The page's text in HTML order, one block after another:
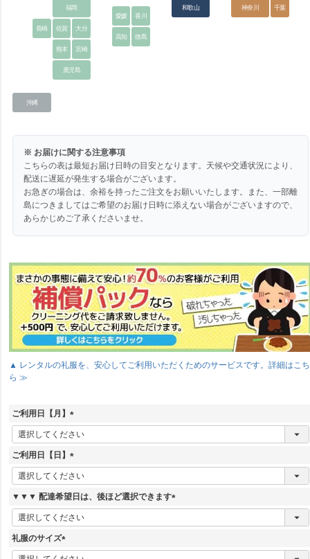
神奈川 千葉
和歌山
香川
愛媛
徳島
高知
福岡
佐賀 大分
熊本
長崎
宮崎
鹿児島
沖縄
※ お届けに関する注意事項
こちらの表は最短お届け日時の目安となります。天候や交通状況により、
配送に遅延が発生する場合がございます。
お急ぎの場合は、余裕を持ったご注文をお願いいたします。また、一部離
島につきましてはご希望のお届け日時に添えない場合がございますので、
あらかじめご了承くださいませ。
▲ レンタルの礼服を、安心してご利用いただくためのサービスです。詳細はこち
ら ≫
ご利用日【月】
(
必
須
)
ご利用日【日】
(
必
須
)
▼▼▼ 配達希望日は、後ほど選択できます
(
必
)
礼服のサイズ
(